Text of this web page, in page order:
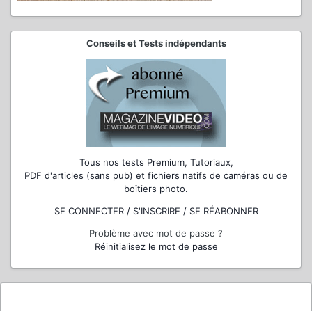
Conseils et Tests indépendants
Tous nos tests Premium, Tutoriaux,
PDF d'articles (sans pub) et fichiers natifs de caméras ou de
boîtiers photo.
SE CONNECTER / S'INSCRIRE / SE RÉABONNER
Problème avec mot de passe ?
Réinitialisez le mot de passe